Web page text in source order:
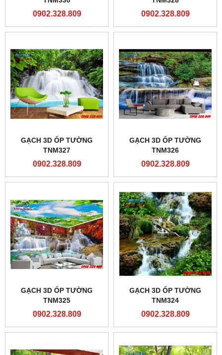
0902.328.809 0902.328.809
GẠCH 3D ỐP TƯỜNG
TNM327
0902.328.809
GẠCH 3D ỐP TƯỜNG
TNM326
0902.328.809
GẠCH 3D ỐP TƯỜNG
TNM325
0902.328.809
GẠCH 3D ỐP TƯỜNG
TNM324
0902.328.809